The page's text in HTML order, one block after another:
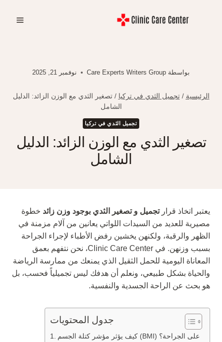
بواسطة Care Experts Writers Group نوفمبر 21, 2025
الرئيسية / تجميل الثدي في تركيا / تصغير الثدي مع الوزن الزائد: الدليل
الشامل
تجميل الثدي في تركيا
تصغير الثدي مع الوزن الزائد: الدليل
الشامل
يعتبر اتخاذ قرارتجميل و تصغير الثدي بوجود وزن زائد خطوة
مصيرية للعديد من السيدات اللواتي يعانين من آلام مزمنة في
الظهر والرقبة، ولكنهن يخشين رفض الأطباء لإجراء الجراحة
بسبب وزنهن. في Clinic Care Center، نحن نتفهم بعمق
المعاناة اليومية للحمل الثقيل الذي يمنعك من ممارسة الرياضة
والحياة بشكل طبيعي، ونعلم أن هدفك ليس تجميلياً فحسب، بل
هو بحث عن الراحة الجسدية والنفسية.
جدول المحتويات
كيف يؤثر مؤشر كتلة الجسم (BMI) على الجراحة؟